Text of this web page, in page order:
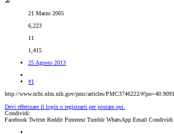
21 Marzo 2005
6,223
11
1,415
25 Agosto 2013
#1
http://www.ncbi.nlm.nih.gov/pmc/articles/PMC3746222/#!po=40.9091
Devi effettuare il login o registrarti per postare qui.
Condividi:
Facebook Twitter Reddit Pinterest Tumblr WhatsApp Email Condividi